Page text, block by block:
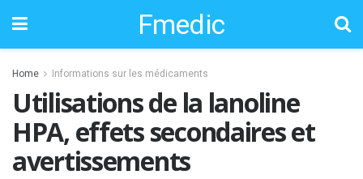
Fmedic
Home Informations sur les médicaments
Utilisations de la lanoline
HPA, effets secondaires et
avertissements